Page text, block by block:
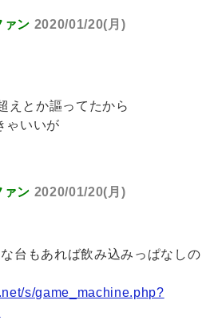
ァン 2020/01/20(月)
えとか謳ってたから
ゃいいが
ァン 2020/01/20(月)
台もあれば飲み込みっぱなしの
s/game_machine.php?